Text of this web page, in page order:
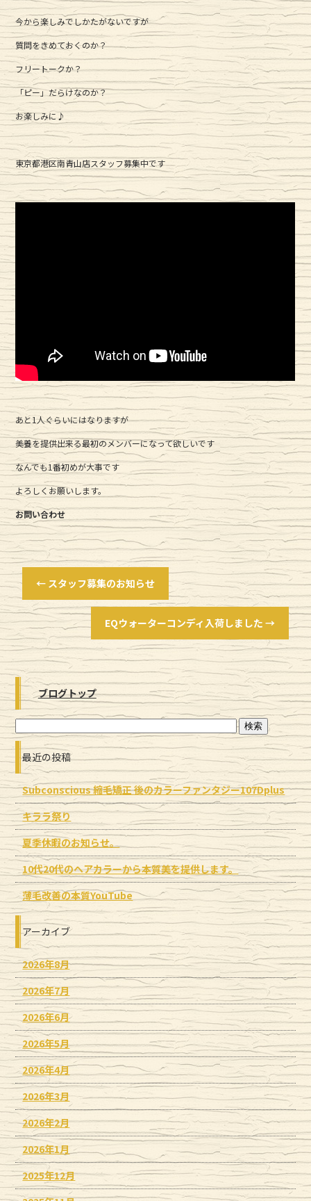
今から楽しみでしかたがないですが
質問をきめておくのか？
フリートークか？
「ピー」だらけなのか？
お楽しみに♪
東京都港区南青山店スタッフ募集中です
あと1人ぐらいにはなりますが
美養を提供出来る最初のメンバーになって欲しいです
なんでも1番初めが大事です
よろしくお願いします。
お問い合わせ
← スタッフ募集のお知らせ
EQウォーターコンディ入荷しました →
ブログトップ
最近の投稿
Subconscious 縮毛矯正 後のカラーファンタジー107Dplus
キララ祭り
夏季休暇のお知らせ。
10代20代のヘアカラーから本質美を提供します。
薄毛改善の本質YouTube
アーカイブ
2026年8月
2026年7月
2026年6月
2026年5月
2026年4月
2026年3月
2026年2月
2026年1月
2025年12月